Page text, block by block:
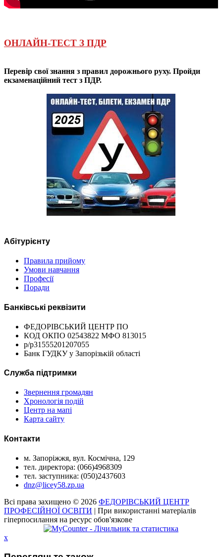
ОНЛАЙН-ТЕСТ З ПДР
Перевір свої знання з правил дорожнього руху. Пройди
екзаменаційний тест з ПДР.
Абітурієнту
Правила прийому
Умови навчання
Професії
Поради
Банківські реквізити
ФЕДОРІВСЬКИЙ ЦЕНТР ПО
КОД ОКПО 02543822 МФО 813015
р/р31555201207055
Банк ГУДКУ у Запорізькій області
Служба підтримки
Звернення громадян
Хронологія подій
Центр на мапі
Карта сайту
Контакти
м. Запоріжжя, вул. Космічна, 129
тел. директора: (066)4968309
тел. заступника: (050)2437603
dnz@licey58.zp.ua
Всі права захищено © 2026 ФЕДОРІВСЬКИЙ ЦЕНТР
ПРОФЕСІЙНОЇ ОСВІТИ | При використанні матеріалів
гіперпосилання на ресурс обов'язкове
x